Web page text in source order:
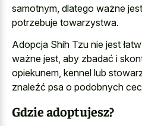
samotnym, dlatego ważne
potrzebuje towarzystwa.
Adopcja Shih Tzu nie jest
ważne jest, aby zbadać i
opiekunem, kennel lub
znaleźć psa o podobnych
Gdzie adoptujesz?